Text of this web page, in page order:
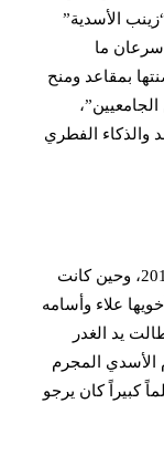
الأسدية”
سرعان ما
بمقاعد ومنح
والذكاء الفطري
لم تكن الدرب مفروشة بالورود ففي عام 2012، وحين كانت
علاء وأسامه
يد الغدر
الأسدي المجرم
كبيراً كان يرجو